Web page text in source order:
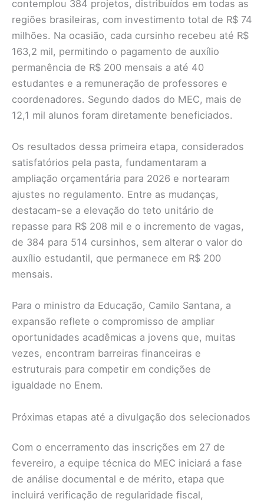
contemplou 384 projetos, distribuídos em todas as
regiões brasileiras, com investimento total de R$ 74
milhões. Na ocasião, cada cursinho recebeu até R$
163,2 mil, permitindo o pagamento de auxílio
permanência de R$ 200 mensais a até 40
estudantes e a remuneração de professores e
coordenadores. Segundo dados do MEC, mais de
12,1 mil alunos foram diretamente beneficiados.
Os resultados dessa primeira etapa, considerados
satisfatórios pela pasta, fundamentaram a
ampliação orçamentária para 2026 e nortearam
ajustes no regulamento. Entre as mudanças,
destacam-se a elevação do teto unitário de
repasse para R$ 208 mil e o incremento de vagas,
de 384 para 514 cursinhos, sem alterar o valor do
auxílio estudantil, que permanece em R$ 200
mensais.
Para o ministro da Educação, Camilo Santana, a
expansão reflete o compromisso de ampliar
oportunidades acadêmicas a jovens que, muitas
vezes, encontram barreiras financeiras e
estruturais para competir em condições de
igualdade no Enem.
Próximas etapas até a divulgação dos selecionados
Com o encerramento das inscrições em 27 de
fevereiro, a equipe técnica do MEC iniciará a fase
de análise documental e de mérito, etapa que
incluirá verificação de regularidade fiscal,